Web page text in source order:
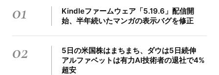
01
Kindleファームウェア「5.19.6」配信開
始、半年続いたマンガの表示バグを修正
02
5日の米国株はまちまち、ダウは5日続伸
アルファベットは有力AI技術者の退社で4%
超安